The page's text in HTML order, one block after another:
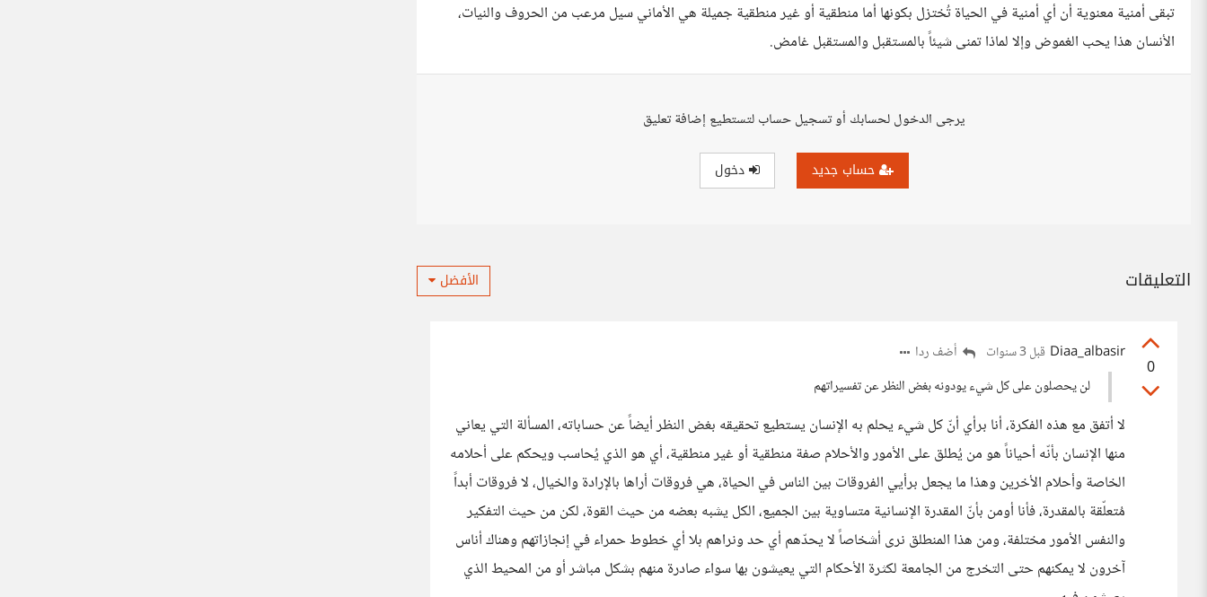
تبقى أمنية معنوية أن أي أمنية في الحياة تُختزل بكونها أما منطقية أو غير منطقية جميلة هي الأماني سيل مرعب من الحروف والنيات،
الأنسان هذا يحب الغموض وإلا لماذا تمنى شيئاً بالمستقبل والمستقبل غامض.
يرجى الدخول لحسابك أو تسجيل حساب لتستطيع إضافة تعليق
حساب جديد دخول
التعليقات الأفضل
0
Diaa_albasir قبل 3 سنوات
أضف ردا
لن يحصلون على كل شيء يودونه بغض النظر عن تفسيراتهم
لا أتفق مع هذه الفكرة، أنا برأي أنّ كل شيء يحلم به الإنسان يستطيع تحقيقه بغض النظر أيضاً عن حساباته، المسألة التي يعاني
منها الإنسان بأنّه أحياناً هو من يُطلق على الأمور والأحلام صفة منطقية أو غير منطقية، أي هو الذي يُحاسب ويحكم على أحلامه
الخاصة وأحلام الأخرين وهذا ما يجعل برأيي الفروقات بين الناس في الحياة، هي فروقات أراها بالإرادة والخيال، لا فروقات أبداً
مُتعلّقة بالمقدرة، فأنا أومن بأنّ المقدرة الإنسانية متساوية بين الجميع، الكل يشبه بعضه من حيث القوة، لكن من حيث التفكير
والنفس الأمور مختلفة، ومن هذا المنطلق نرى أشخاصاً لا يحدّهم أي حد ونراهم بلا أي خطوط حمراء في إنجازاتهم وهناك أناس
آخرون لا يمكنهم حتى التخرج من الجامعة لكثرة الأحكام التي يعيشون بها سواء صادرة منهم بشكل مباشر أو من المحيط الذي